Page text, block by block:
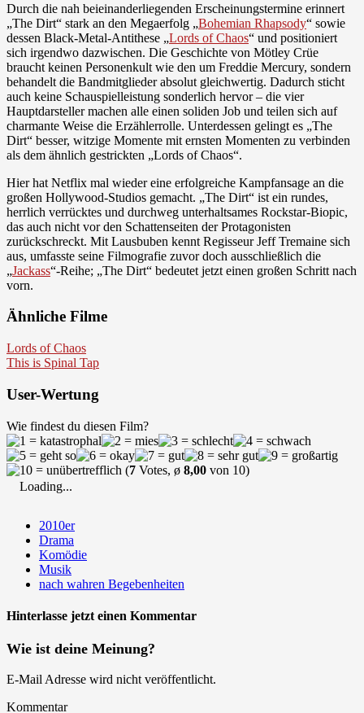
Durch die nah beieinanderliegenden Erscheinungstermine erinnert
„The Dirt“ stark an den Megaerfolg „Bohemian Rhapsody“ sowie
dessen Black-Metal-Antithese „Lords of Chaos“ und positioniert
sich irgendwo dazwischen. Die Geschichte von Mötley Crüe
braucht keinen Personenkult wie den um Freddie Mercury, sondern
behandelt die Bandmitglieder absolut gleichwertig. Dadurch sticht
auch keine Schauspielleistung sonderlich hervor – die vier
Hauptdarsteller machen alle einen soliden Job und teilen sich auf
charmante Weise die Erzählerrolle. Unterdessen gelingt es „The
Dirt“ besser, witzige Momente mit ernsten Momenten zu verbinden
als dem ähnlich gestrickten „Lords of Chaos“.
Hier hat Netflix mal wieder eine erfolgreiche Kampfansage an die
großen Hollywood-Studios gemacht. „The Dirt“ ist ein rundes,
herrlich verrücktes und durchweg unterhaltsames Rockstar-Biopic,
das auch nicht vor den Schattenseiten der Protagonisten
zurückschreckt. Mit Lausbuben kennt Regisseur Jeff Tremaine sich
aus, umfasste seine Filmografie zuvor doch ausschließlich die
„Jackass“-Reihe; „The Dirt“ bedeutet jetzt einen großen Schritt nach
vorn.
Ähnliche Filme
Lords of Chaos
This is Spinal Tap
User-Wertung
Wie findest du diesen Film?
(7 Votes, ø 8,00 von 10)
Loading...
2010er
Drama
Komödie
Musik
nach wahren Begebenheiten
Hinterlasse jetzt einen Kommentar
Wie ist deine Meinung?
E-Mail Adresse wird nicht veröffentlicht.
Kommentar